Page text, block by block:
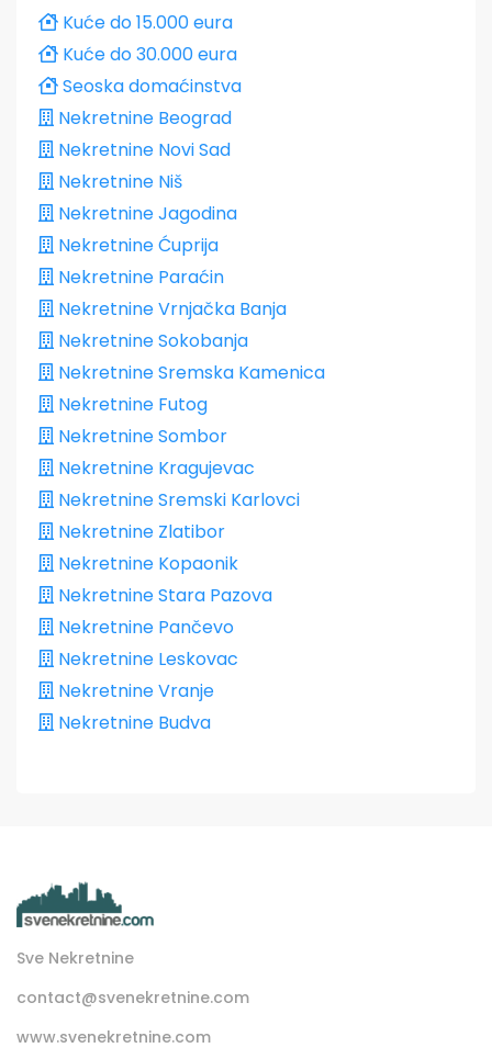
Kuće do 15.000 eura
Kuće do 30.000 eura
Seoska domaćinstva
Nekretnine Beograd
Nekretnine Novi Sad
Nekretnine Niš
Nekretnine Jagodina
Nekretnine Ćuprija
Nekretnine Paraćin
Nekretnine Vrnjačka Banja
Nekretnine Sokobanja
Nekretnine Sremska Kamenica
Nekretnine Futog
Nekretnine Sombor
Nekretnine Kragujevac
Nekretnine Sremski Karlovci
Nekretnine Zlatibor
Nekretnine Kopaonik
Nekretnine Stara Pazova
Nekretnine Pančevo
Nekretnine Leskovac
Nekretnine Vranje
Nekretnine Budva
Sve Nekretnine
contact@svenekretnine.com
www.svenekretnine.com